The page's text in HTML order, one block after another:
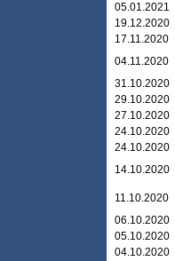
05.01.2021
19.12.2020
17.11.2020
04.11.2020
31.10.2020
29.10.2020
27.10.2020
24.10.2020
24.10.2020
14.10.2020
11.10.2020
06.10.2020
05.10.2020
04.10.2020